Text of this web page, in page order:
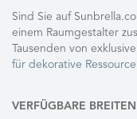
Sind Sie auf
einem Raumgestalter
Tausenden von
für dekorative
VERFÜGBARE